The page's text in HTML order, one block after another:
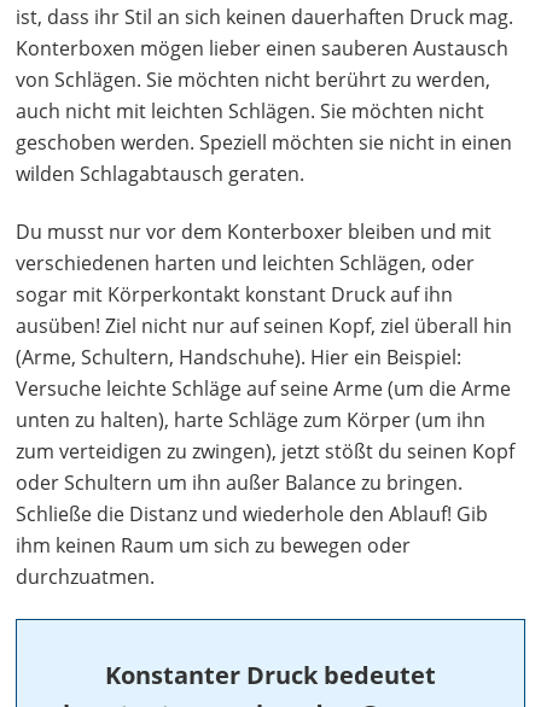
ist, dass ihr Stil an sich keinen dauerhaften Druck mag.
Konterboxen mögen lieber einen sauberen Austausch
von Schlägen. Sie möchten nicht berührt zu werden,
auch nicht mit leichten Schlägen. Sie möchten nicht
geschoben werden. Speziell möchten sie nicht in einen
wilden Schlagabtausch geraten.
Du musst nur vor dem Konterboxer bleiben und mit
verschiedenen harten und leichten Schlägen, oder
sogar mit Körperkontakt konstant Druck auf ihn
ausüben! Ziel nicht nur auf seinen Kopf, ziel überall hin
(Arme, Schultern, Handschuhe). Hier ein Beispiel:
Versuche leichte Schläge auf seine Arme (um die Arme
unten zu halten), harte Schläge zum Körper (um ihn
zum verteidigen zu zwingen), jetzt stößt du seinen Kopf
oder Schultern um ihn außer Balance zu bringen.
Schließe die Distanz und wiederhole den Ablauf! Gib
ihm keinen Raum um sich zu bewegen oder
durchzuatmen.
Konstanter Druck bedeutet